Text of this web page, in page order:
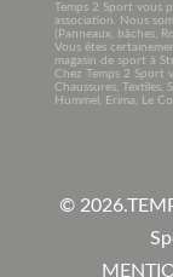
Temps 2 Sport vous
association. Nous
(Panneaux, bâches,
Vous êtes
magasin de sport à
Chez Temps 2 Sport
Chaussures,
Hummel, Erima, Le
© 2026.